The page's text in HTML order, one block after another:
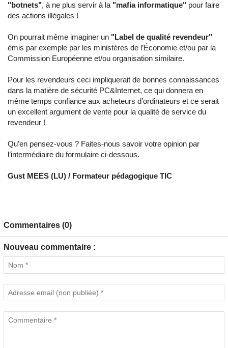
"botnets", à ne plus servir à la "mafia informatique" pour faire
des actions illégales !
On pourrait même imaginer un "Label de qualité revendeur"
émis par exemple par les ministères de l’Économie et/ou par la
Commission Européenne et/ou organisation similaire.
Pour les revendeurs ceci impliquerait de bonnes connaissances
dans la matière de sécurité PC&Internet, ce qui donnera en
même temps confiance aux acheteurs d’ordinateurs et ce serait
un excellent argument de vente pour la qualité de service du
revendeur !
Qu’en pensez-vous ? Faites-nous savoir votre opinion par
l’intermédiaire du formulaire ci-dessous.
Gust MEES (LU) / Formateur pédagogique TIC
Commentaires (0)
Nouveau commentaire :